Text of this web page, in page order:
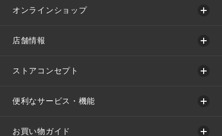
オンラインショップ
店舗情報
ストアコンセプト
便利なサービス・機能
お買い物ガイド